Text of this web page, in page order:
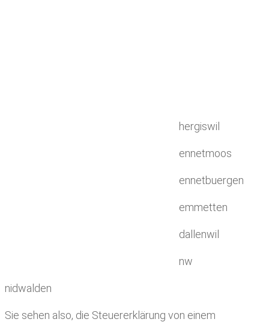
hergiswil
ennetmoos
ennetbuergen
emmetten
dallenwil
nw
nidwalden
Sie sehen also, die Steuererklärung von einem